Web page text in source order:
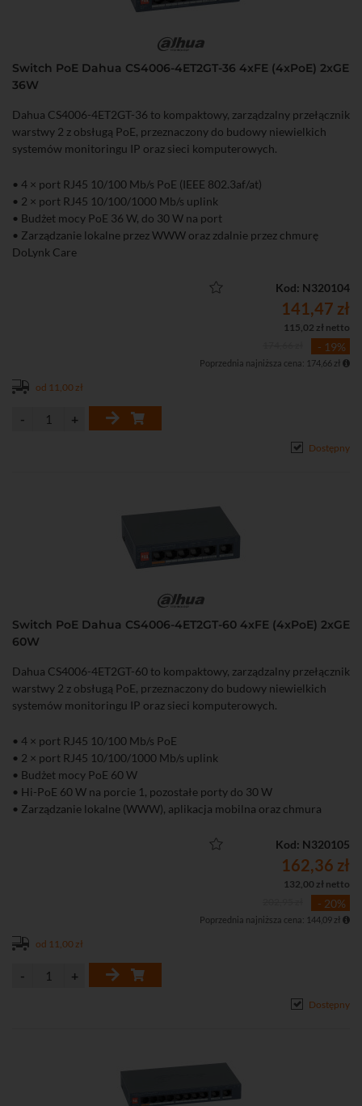
Promocja obejmuje klientów hurtowych.
do Programu Partnerskiego i potwierdzić u swojego opiekuna
status firmy w Programie Partnerskim.
Zaloguj się
Switch PoE Dahua CS4006-4ET2GT-36 4xFE (4xPoE) 2xGE
36W
Dahua CS4006-4ET2GT-36 to kompaktowy, zarządzalny przełącznik
warstwy 2 z obsługą PoE, przeznaczony do budowy niewielkich
systemów monitoringu IP oraz sieci komputerowych.
• 4 × port RJ45 10/100 Mb/s PoE (IEEE 802.3af/at)
• 2 × port RJ45 10/100/1000 Mb/s uplink
• Budżet mocy PoE 36 W, do 30 W na port
• Zarządzanie lokalne przez WWW oraz zdalnie przez chmurę
DoLynk Care
• Funkcja PoE Watchdog automatycznie restartująca zawieszone
• Obsługa IEEE 802.1Q VLAN, LLDP, Port Isolation, Port Mirroring
• Metalowa obudowa przystosowana do montażu na biurku lub
Kod: N320104
141,47 zł
115,02 zł netto
- 19%
Poprzednia najniższa cena: 174,66 zł
od 11,00 zł
Dostępny
Switch PoE Dahua CS4006-4ET2GT-60 4xFE (4xPoE) 2xGE
60W
Dahua CS4006-4ET2GT-60 to kompaktowy, zarządzalny przełącznik
warstwy 2 z obsługą PoE, przeznaczony do budowy niewielkich
systemów monitoringu IP oraz sieci komputerowych.
• 4 × port RJ45 10/100 Mb/s PoE
• 2 × port RJ45 10/100/1000 Mb/s uplink
• Budżet mocy PoE 60 W
• Hi-PoE 60 W na porcie 1, pozostałe porty do 30 W
• Zarządzanie lokalne (WWW), aplikacja mobilna oraz chmura
• Tryb Extend – transmisja PoE do 250 m (10 Mb/s)
• Funkcja PoE Watchdog automatycznie restartująca zawieszone
• Obsługa VLAN, LLDP, Port Isolation, Port Mirroring oraz ochrony
• Metalowa obudowa przystosowana do montażu na biurku lub
ścianie.
Kod: N320105
162,36 zł
132,00 zł netto
- 20%
Poprzednia najniższa cena: 144,09 zł
od 11,00 zł
Dostępny